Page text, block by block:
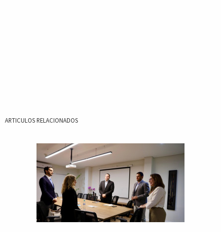
ARTICULOS RELACIONADOS